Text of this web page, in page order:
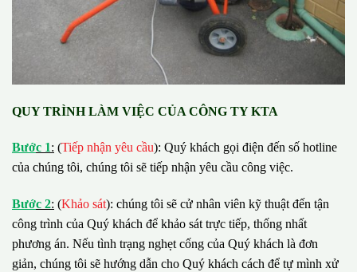
QUY TRÌNH LÀM VIỆC CỦA CÔNG TY KTA
Bước 1: (Tiếp nhận yêu cầu): Quý khách gọi điện đến số hotline
của chúng tôi, chúng tôi sẽ tiếp nhận yêu cầu công việc.
Bước 2: (Khảo sát): chúng tôi sẽ cử nhân viên kỹ thuật đến tận
công trình của Quý khách để khảo sát trực tiếp, thống nhất
phương án. Nếu tình trạng nghẹt cống của Quý khách là đơn
giản, chúng tôi sẽ hướng dẫn cho Quý khách cách để tự mình xử